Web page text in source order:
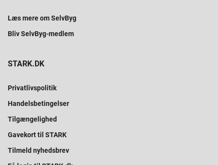
Læs mere om SelvByg
Bliv SelvByg-medlem
STARK.DK
Privatlivspolitik
Handelsbetingelser
Tilgængelighed
Gavekort til STARK
Tilmeld nyhedsbrev